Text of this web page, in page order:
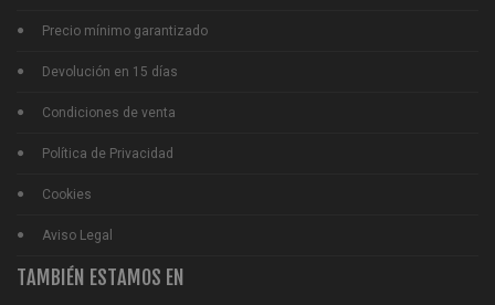
Precio mínimo garantizado
Devolución en 15 días
Condiciones de venta
Política de Privacidad
Cookies
Aviso Legal
TAMBIÉN ESTAMOS EN